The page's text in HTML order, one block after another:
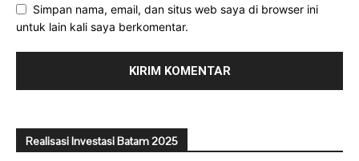
Simpan nama, email, dan situs web saya di browser ini
untuk lain kali saya berkomentar.
Realisasi Investasi Batam 2025